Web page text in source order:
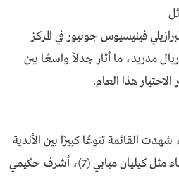
فينيسيوس جونيور في المركز
مدريد، ما أثار جدلاً واسعًا بين
هذا العام.
شهدت القائمة تنوعًا كبيرًا بين الأندية
والجنسيات، حيث ضمت أسماء مثل كيليان مبابي (7)، أشرف حكيمي